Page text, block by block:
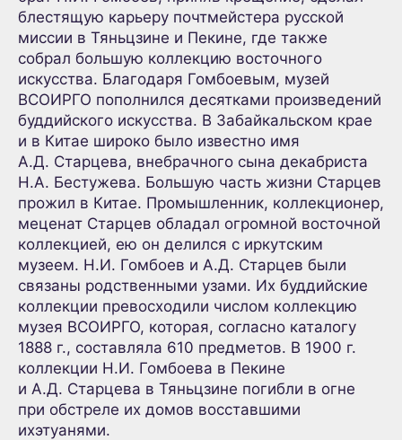
блестящую карьеру почтмейстера русской
миссии в Тяньцзине и Пекине, где также
собрал большую коллекцию восточного
искусства. Благодаря Гомбоевым, музей
ВСОИРГО пополнился десятками произведений
буддийского искусства. В Забайкальском крае
и в Китае широко было известно имя
А.Д. Старцева, внебрачного сына декабриста
Н.А. Бестужева. Большую часть жизни Старцев
прожил в Китае. Промышленник, коллекционер,
меценат Старцев обладал огромной восточной
коллекцией, ею он делился с иркутским
музеем. Н.И. Гомбоев и А.Д. Старцев были
связаны родственными узами. Их буддийские
коллекции превосходили числом коллекцию
музея ВСОИРГО, которая, согласно каталогу
1888 г., составляла 610 предметов. В 1900 г.
коллекции Н.И. Гомбоева в Пекине
и А.Д. Старцева в Тяньцзине погибли в огне
при обстреле их домов восставшими
ихэтуанями.